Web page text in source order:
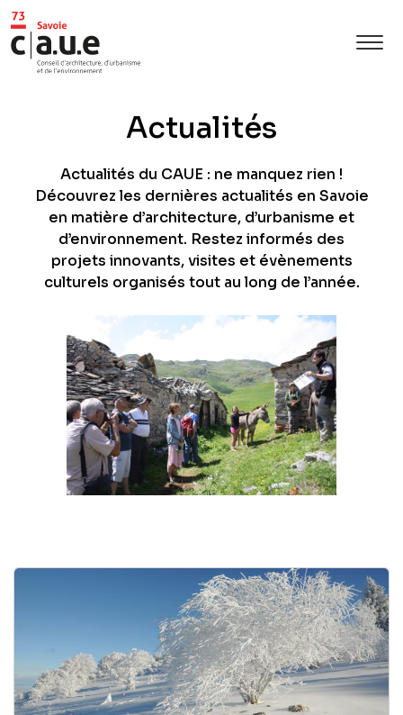
Actualités
Actualités du CAUE : ne manquez rien !
Découvrez les dernières actualités en Savoie
en matière d’architecture, d’urbanisme et
d’environnement. Restez informés des
projets innovants, visites et évènements
culturels organisés tout au long de l’année.